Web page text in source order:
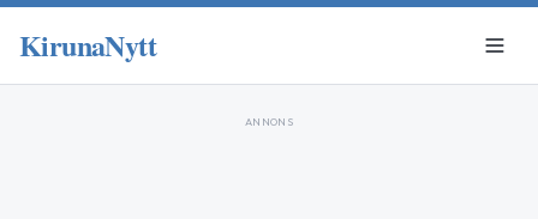
KirunaNytt
ANNONS